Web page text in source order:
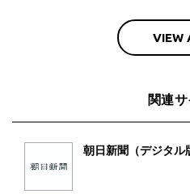
VIEW
関連サ
朝日新聞（デジタル